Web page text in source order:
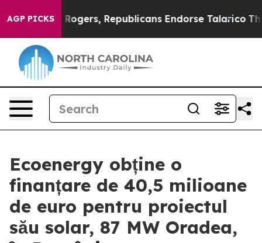
AGP PICKSRogers, Republicans Endorse Talarico The
Ecoenergy obține o
finanțare de 40,5 milioane
de euro pentru proiectul
său solar, 87 MW Oradea,